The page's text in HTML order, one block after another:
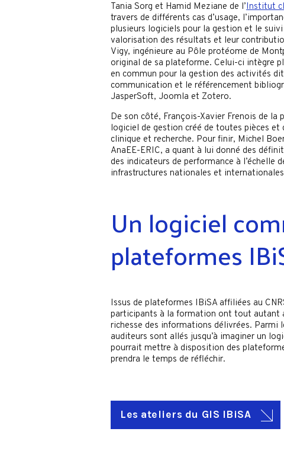
Tania Sorg et Hamid Meziane de l’Institut
travers de différents cas d’usage,
plusieurs logiciels pour la gestion et le
valorisation des résultats et leur
Vigy, ingénieure au Pôle protéome de
original de sa plateforme. Celui-ci intègre
en commun pour la gestion des activités
communication et le référencement
JasperSoft, Joomla et Zotero.
De son côté, François-Xavier Frenois de la
logiciel de gestion créé de toutes pièces
clinique et recherche. Pour finir, Michel
AnaEE-ERIC, a quant à lui donné des
des indicateurs de performance à l’échelle
infrastructures nationales et
Un logiciel
plateformes
Issus de plateformes IBiSA affiliées au
participants à la formation ont tout autant
richesse des informations délivrées. Parmi
auditeurs sont allés jusqu’à imaginer un
pourrait mettre à disposition des
prendra le temps de réfléchir.
Les ateliers du GIS IBiSA